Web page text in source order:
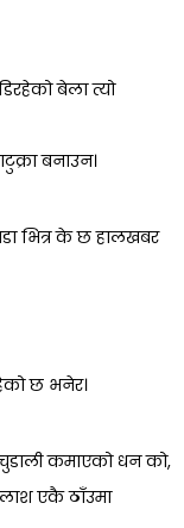
बेला त्यो
बनाउन।
भित्र के छ हालखबर
छ भनेर।
कमाएको धन को,
एकै ठाँउमा